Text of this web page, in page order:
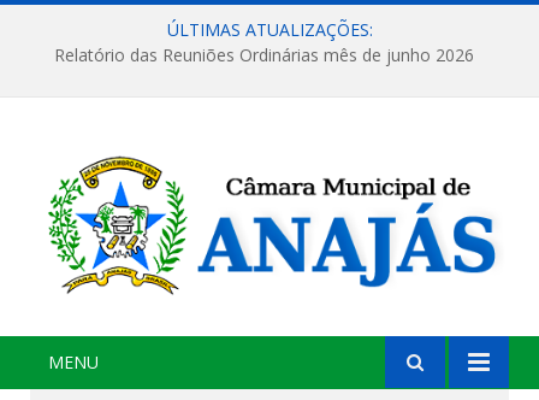
ÚLTIMAS ATUALIZAÇÕES:
Relatório das Reuniões Ordinárias mês de junho 2026
MENU